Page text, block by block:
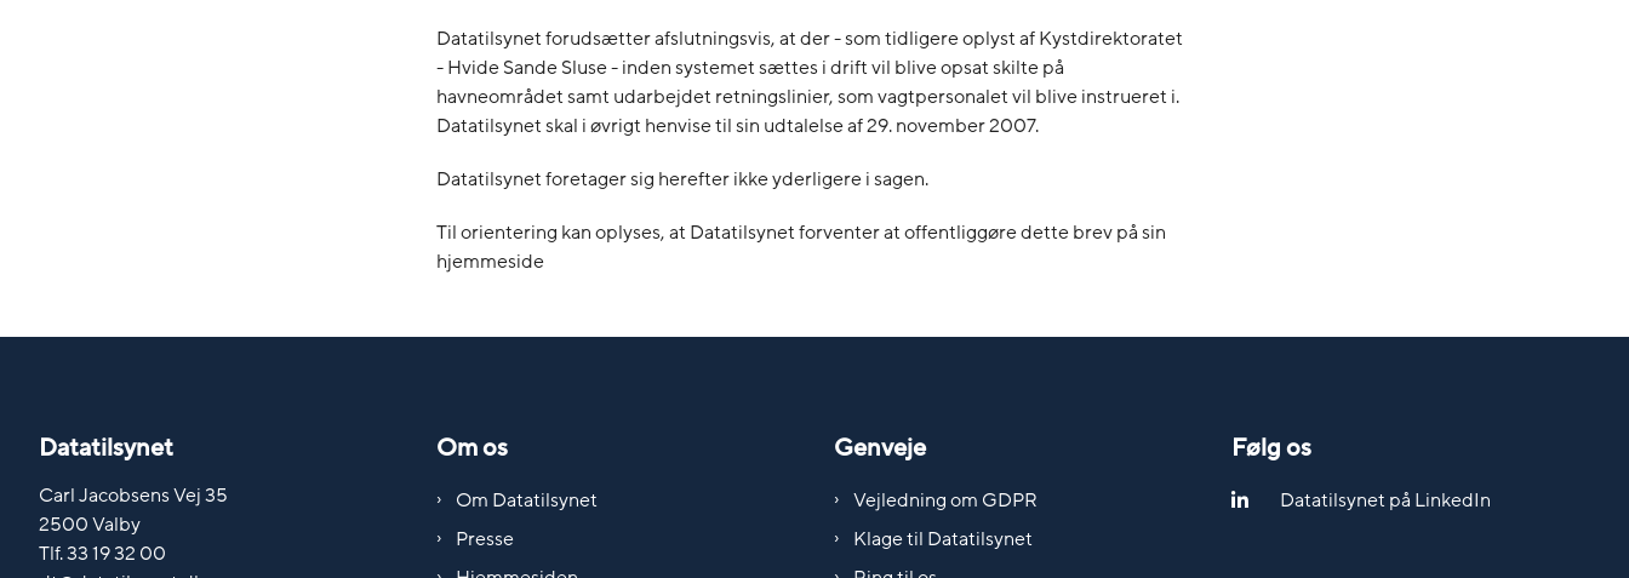
Datatilsynet forudsætter afslutningsvis, at der - som tidligere oplyst af Kystdirektoratet
- Hvide Sande Sluse - inden systemet sættes i drift vil blive opsat skilte på
havneområdet samt udarbejdet retningslinier, som vagtpersonalet vil blive instrueret i.
Datatilsynet skal i øvrigt henvise til sin udtalelse af 29. november 2007.
Datatilsynet foretager sig herefter ikke yderligere i sagen.
Til orientering kan oplyses, at Datatilsynet forventer at offentliggøre dette brev på sin
hjemmeside
Datatilsynet
Carl Jacobsens Vej 35
2500 Valby
Tlf. 33 19 32 00
Om os
Om Datatilsynet
Presse
Genveje
Vejledning om GDPR
Klage til Datatilsynet
Følg os
Datatilsynet på LinkedIn